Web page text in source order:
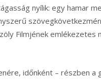
nyílik: egy hamar
Filmjének emlékezetes
időnként – részben